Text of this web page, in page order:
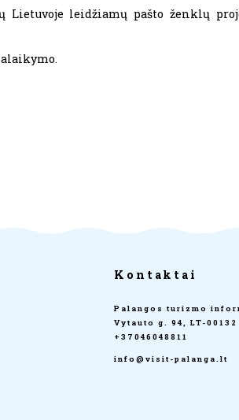
leidžiamų pašto ženklų
Kontaktai
Palangos turizmo
Vytauto g. 94, LT-00132
+37046048811
info@visit-palanga.lt